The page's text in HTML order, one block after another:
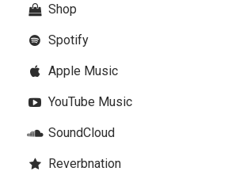
Shop
Spotify
Apple Music
YouTube Music
SoundCloud
Reverbnation